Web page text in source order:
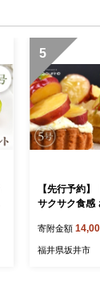
5
【先行予約】
サクサク食感
ーキ（5号）
発送】【とみ
寄附金額
福井県坂井市